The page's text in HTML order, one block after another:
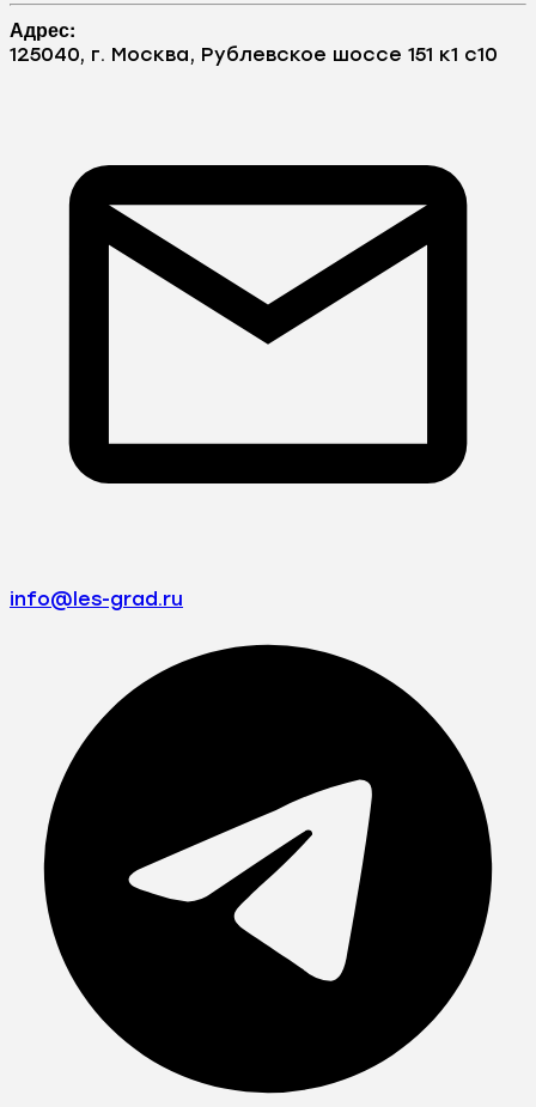
Адрес:
125040, г. Москва, Рублевское шоссе 151 к1 с10
info@les-grad.ru